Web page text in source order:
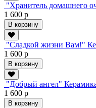
"Хранитель домашнего
1 600 р
В корзину
"Сладкой жизни Вам!"
1 600 р
В корзину
"Добрый ангел"
1 600 р
В корзину